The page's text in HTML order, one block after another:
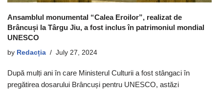
Ansamblul monumental “Calea Eroilor”, realizat de
Brâncuși la Târgu Jiu, a fost inclus în patrimoniul mondial
UNESCO
by Redacția July 27, 2024
După mulți ani în care Ministerul Culturii a fost stângaci în
pregătirea dosarului Brâncuși pentru UNESCO, astăzi